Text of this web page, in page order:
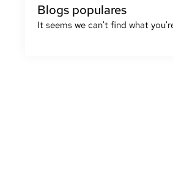
Blogs populares
It seems we can't find what